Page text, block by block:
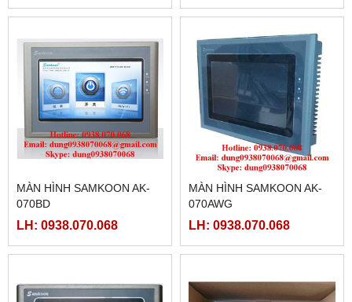
MÀN HÌNH SAMKOON AK-
070BD
LH: 0938.070.068
MÀN HÌNH SAMKOON AK-
070AWG
LH: 0938.070.068